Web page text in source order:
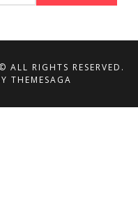
ALL RIGHTS RESERVED.
THEMESAGA